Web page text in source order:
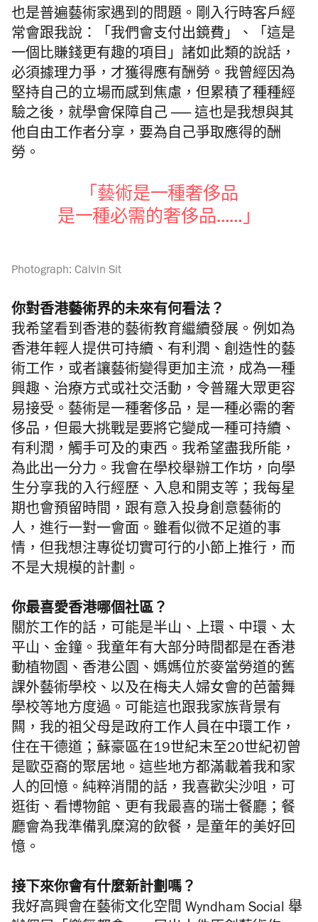
也是普遍藝術家遇到的問題。剛入行時客戶經
常會跟我說：「我們會支付出鏡費」、「這是
一個比賺錢更有趣的項目」諸如此類的說話，
必須據理力爭，才獲得應有酬勞。我曾經因為
堅持自己的立場而感到焦慮，但累積了種種經
驗之後，就學會保障自己 ── 這也是我想與其
他自由工作者分享，要為自己爭取應得的酬
勞。
「藝術是一種奢侈品
是一種必需的奢侈品……」
Photograph: Calvin Sit
你對香港藝術界的未來有何看法？
我希望看到香港的藝術教育繼續發展。例如為
香港年輕人提供可持續、有利潤、創造性的藝
術工作，或者讓藝術變得更加主流，成為一種
興趣、治療方式或社交活動，令普羅大眾更容
易接受。藝術是一種奢侈品，是一種必需的奢
侈品，但最大挑戰是要將它變成一種可持續、
有利潤，觸手可及的東西。我希望盡我所能，
為此出一分力。我會在學校舉辦工作坊，向學
生分享我的入行經歷、入息和開支等；我每星
期也會預留時間，跟有意入投身創意藝術的
人，進行一對一會面。雖看似微不足道的事
情，但我想注專從切實可行的小節上推行，而
不是大規模的計劃。
你最喜愛香港哪個社區？
關於工作的話，可能是半山、上環、中環、太
平山、金鐘。我童年有大部分時間都是在香港
動植物園、香港公園、媽媽位於麥當勞道的舊
課外藝術學校、以及在梅夫人婦女會的芭蕾舞
學校等地方度過。可能這也跟我家族背景有
闗，我的祖父母是政府工作人員在中環工作，
住在干德道；蘇豪區在19世紀末至20世紀初曾
是歐亞裔的聚居地。這些地方都滿載着我和家
人的回憶。純粹消閒的話，我喜歡尖沙咀，可
逛街、看博物館、更有我最喜的瑞士餐廳；餐
廳會為我準備乳糜瀉的飲餐，是童年的美好回
憶。
接下來你會有什麼新計劃嗎？
我好高興會在藝術文化空間 Wyndham Social 舉